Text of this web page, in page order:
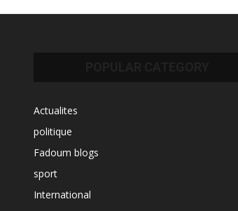
Actualites
politique
Fadoum blogs
sport
International